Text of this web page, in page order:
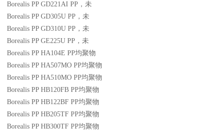
Borealis PP GD221AI PP ，未
Borealis PP GD305U PP ，未
Borealis PP GD310U PP ，未
Borealis PP GE225U PP ，未
Borealis PP HA104E PP均聚物
Borealis PP HA507MO PP均聚物
Borealis PP HA510MO PP均聚物
Borealis PP HB120FB PP均聚物
Borealis PP HB122BF PP均聚物
Borealis PP HB205TF PP均聚物
Borealis PP HB300TF PP均聚物